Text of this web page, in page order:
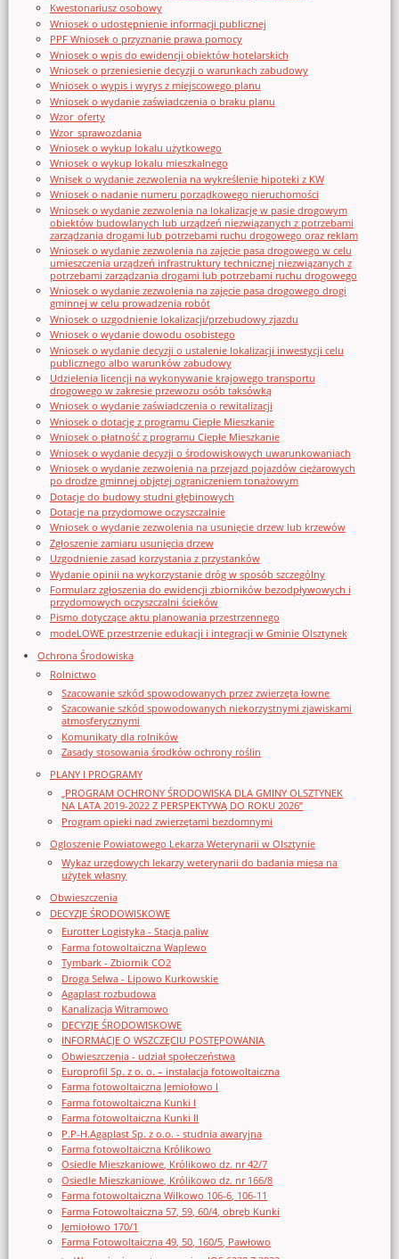
Kwestonariusz osobowy
Wniosek o udostępnienie informacji publicznej
PPF Wniosek o przyznanie prawa pomocy
Wniosek o wpis do ewidencji obiektów hotelarskich
Wniosek o przeniesienie decyzji o warunkach zabudowy
Wniosek o wypis i wyrys z miejscowego planu
Wniosek o wydanie zaświadczenia o braku planu
Wzor_oferty
Wzor_sprawozdania
Wniosek o wykup lokalu użytkowego
Wniosek o wykup lokalu mieszkalnego
Wnisek o wydanie zezwolenia na wykreślenie hipoteki z KW
Wniosek o nadanie numeru porządkowego nieruchomości
Wniosek o wydanie zezwolenia na lokalizację w pasie drogowym
obiektów budowlanych lub urządzeń niezwiązanych z potrzebami
zarządzania drogami lub potrzebami ruchu drogowego oraz reklam
Wniosek o wydanie zezwolenia na zajęcie pasa drogowego w celu
umieszczenia urządzeń infrastruktury technicznej niezwiązanych z
potrzebami zarządzania drogami lub potrzebami ruchu drogowego
Wniosek o wydanie zezwolenia na zajęcie pasa drogowego drogi
gminnej w celu prowadzenia robót
Wniosek o uzgodnienie lokalizacji/przebudowy zjazdu
Wniosek o wydanie dowodu osobistego
Wniosek o wydanie decyzji o ustalenie lokalizacji inwestycji celu
publicznego albo warunków zabudowy
Udzielenia licencji na wykonywanie krajowego transportu
drogowego w zakresie przewozu osób taksówką
Wniosek o wydanie zaświadczenia o rewitalizacji
Wniosek o dotację z programu Ciepłe Mieszkanie
Wniosek o płatność z programu Ciepłe Mieszkanie
Wniosek o wydanie decyzji o środowiskowych uwarunkowaniach
Wniosek o wydanie zezwolenia na przejazd pojazdów ciężarowych
po drodze gminnej objętej ograniczeniem tonażowym
Dotacje do budowy studni głębinowych
Dotacje na przydomowe oczyszczalnie
Wniosek o wydanie zezwolenia na usunięcie drzew lub krzewów
Zgłoszenie zamiaru usunięcia drzew
Uzgodnienie zasad korzystania z przystanków
Wydanie opinii na wykorzystanie dróg w sposób szczególny
Formularz zgłoszenia do ewidencji zbiorników bezodpływowych i
przydomowych oczyszczalni ścieków
Pismo dotyczące aktu planowania przestrzennego
modeLOWE przestrzenie edukacji i integracji w Gminie Olsztynek
Ochrona Środowiska
Rolnictwo
Szacowanie szkód spowodowanych przez zwierzęta łowne
Szacowanie szkód spowodowanych niekorzystnymi zjawiskami
atmosferycznymi
Komunikaty dla rolników
Zasady stosowania środków ochrony roślin
PLANY I PROGRAMY
„PROGRAM OCHRONY ŚRODOWISKA DLA GMINY OLSZTYNEK
NA LATA 2019-2022 Z PERSPEKTYWĄ DO ROKU 2026”
Program opieki nad zwierzętami bezdomnymi
Ogloszenie Powiatowego Lekarza Weterynarii w Olsztynie
Wykaz urzędowych lekarzy weterynarii do badania mięsa na
użytek własny
Obwieszczenia
DECYZJE ŚRODOWISKOWE
Eurotter Logistyka - Stacja paliw
Farma fotowoltaiczna Waplewo
Tymbark - Zbiornik CO2
Droga Selwa - Lipowo Kurkowskie
Agaplast rozbudowa
Kanalizacja Witramowo
DECYZJE ŚRODOWISKOWE
INFORMACJE O WSZCZĘCIU POSTĘPOWANIA
Obwieszczenia - udział społeczeństwa
Europrofil Sp. z o. o. – instalacja fotowoltaiczna
Farma fotowoltaiczna Jemiołowo I
Farma fotowoltaiczna Kunki I
Farma fotowoltaiczna Kunki II
P.P-H.Agaplast Sp. z o.o. - studnia awaryjna
Farma fotowoltaiczna Królikowo
Osiedle Mieszkaniowe, Królikowo dz. nr 42/7
Osiedle Mieszkaniowe, Królikowo dz. nr 166/8
Farma fotowoltaiczna Wilkowo 106-6, 106-11
Farma Fotowoltaiczna 57, 59, 60/4, obręb Kunki
Jemiołowo 170/1
Farma Fotowoltaiczna 49, 50, 160/5, Pawłowo